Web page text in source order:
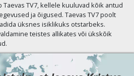
TV7, kellele kuuluvad kõik antud
ja õigused. Taevas TV7 poolt
üksnes isiklikuks otstarbeks.
teistes allikates või ükskõik